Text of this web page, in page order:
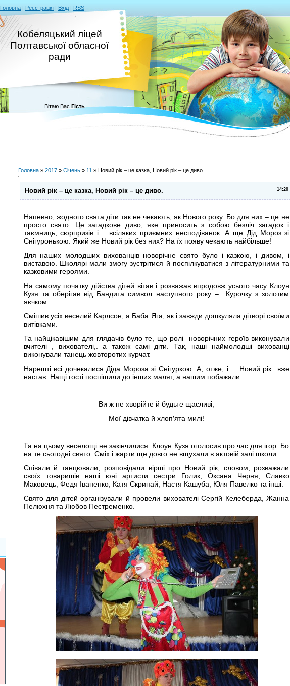
Головна | Реєстрація | Вхід | RSS
Кобеляцький ліцей
Полтавської обласної
ради
Вітаю Вас Гість
Головна» 2017 » Січень » 11 » Новий рік – це казка, Новий рік – це диво.
14:20
Новий рік – це казка, Новий рік – це диво.
Напевно, жодного свята діти так не чекають, як Нового року. Бо для них – це не
просто свято. Це загадкове диво, яке приносить з собою безліч загадок і
таємниць, сюрпризів і… всіляких приємних несподіванок. А ще Дід Мороз зі
Снігуронькою. Який же Новий рік без них? На їх появу чекають найбільше!
Для наших молодших вихованців новорічне свято було і казкою, і дивом, і
виставою. Школярі мали змогу зустрітися й поспілкуватися з літературними та
казковими героями.
На самому початку дійства дітей вітав і розважав впродовж усього часу Клоун
Кузя та оберігав від Бандита символ наступного року – Курочку з золотим
яєчком.
Смішив усіх веселий Карлсон, а Баба Яга, як і завжди дошкуляла дітворі своїми
витівками.
Та найцікавішим для глядачів було те, що ролі новорічних героїв виконували
вчителі , вихователі,. а також самі діти. Так, наші наймолодші вихованці
виконували танець жовторотих курчат.
Нарешті всі дочекалися Діда Мороза зі Снігуркою. А, отже, і Новий рік вже
настав. Нащі гості поспішили до інших малят, а нашим побажали:
Ви ж не хворійте й будьте щасливі,
Мої дівчатка й хлоп′ята милі!
Та на цьому веселощі не закінчилися. Клоун Кузя оголосив про час для ігор. Бо
на те сьогодні свято. Сміх і жарти ще довго не вщухали в актовій залі школи.
Співали й танцювали, розповідали вірші про Новий рік, словом, розважали
своїх товаришів наші юні артисти сестри Голик, Оксана Черня, Славко
Маковець, Федя Іваненко, Катя Скрипай, Настя Кашуба, Юля Павелко та інші.
Свято для дітей організували й провели вихователі Сергій Келеберда, Жанна
Пелюхня та Любов Пестременко.